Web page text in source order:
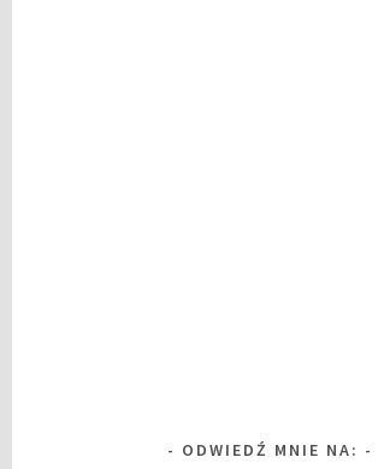
ODWIEDŹ MNIE NA: